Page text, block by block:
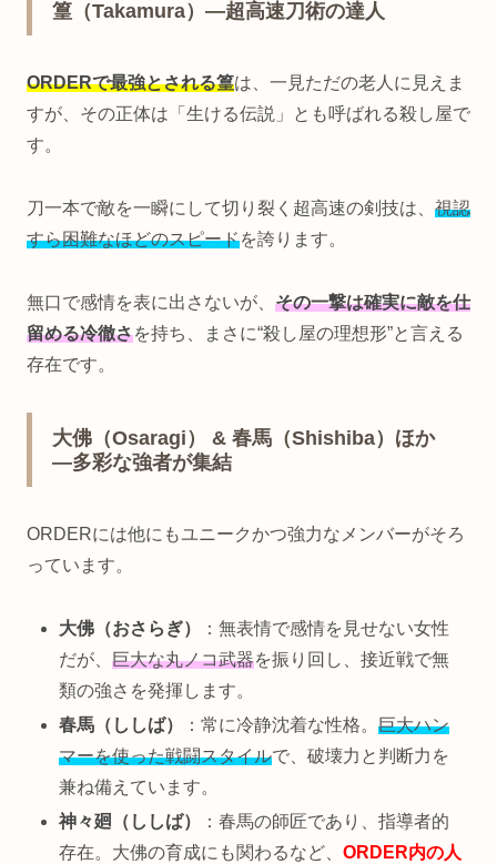
篁（Takamura）—超高速刀術の達人
ORDERで最強とされる篁は、一見ただの老人に見えま
すが、その正体は「生ける伝説」とも呼ばれる殺し屋で
す。
刀一本で敵を一瞬にして切り裂く超高速の剣技は、 視認
すら困難なほどのスピードを誇ります。
無口で感情を表に出さないが、 その一撃は確実に敵を仕
留める冷徹さを持ち、まさに“殺し屋の理想形”と言える
存在です。
大佛（Osaragi） & 春馬（Shishiba）ほか
—多彩な強者が集結
ORDERには他にもユニークかつ強力なメンバーがそろ
っています。
大佛（おさらぎ）
：無表情で感情を見せない女性
だが、巨大な丸ノコ武器を振り回し、接近戦で無
類の強さを発揮します。
春馬（ししば）
：常に冷静沈着な性格。巨大ハン
マーを使った戦闘スタイルで、破壊力と判断力を
兼ね備えています。
神々廻（ししば）
：春馬の師匠であり、指導者的
存在。大佛の育成にも関わるなど、ORDER内の人